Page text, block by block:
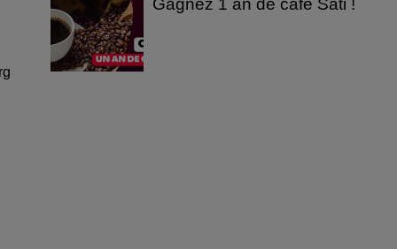
Gagnez 1 an de café Sati !